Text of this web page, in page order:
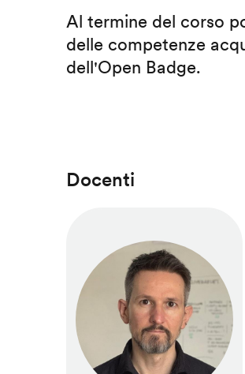
Al termine del corso
delle competenze
dell'Open Badge.
Docenti